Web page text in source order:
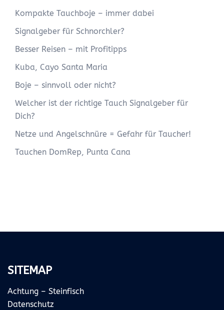
Kompakte Tauchboje – immer dabei
Signalgeber für Schnorchler?
Besser Reisen – mit Profitipps
Kuba, Cayo Santa Maria
Boje – sinnvoll oder nicht?
Welcher ist der richtige Tauch Signalgeber für
Dich?
Netze und Angelschnüre = Gefahr für Taucher!
Tauchen DomRep, Punta Cana
SITEMAP
Achtung – Steinfisch
Datenschutz